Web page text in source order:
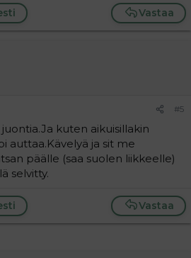
Vastaa
#5
kuten aikuisillakin
auttaa.Kävelyä ja sit me
päälle (saa suolen liikkeelle)
selvitty.
Vastaa